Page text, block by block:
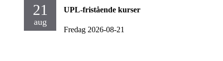
21
aug
UPL-fristående kurser
Fredag 2026-08-21